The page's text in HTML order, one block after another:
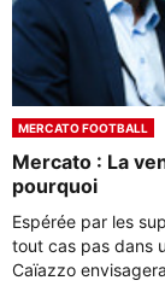
MERCATO FOOTBALL
Mercato : La
pourquoi
Espérée par les
tout cas pas dans
Caïazzo